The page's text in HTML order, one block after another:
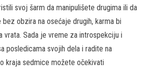
svoj šarm da manipulišete drugima ili da
obzira na osećaje drugih, karma bi
vrata. Sada je vreme za introspekciju i
posledicama svojih dela i radite na
kraja sedmice možete očekivati